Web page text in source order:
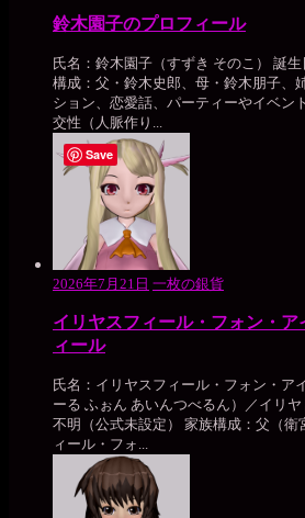
鈴木園子のプロフィール
氏名：鈴木園子（すずき そのこ） 誕
構成：父・鈴木史郎、母・鈴木朋子、
ション、恋愛話、パーティーやイベン
交性（人脈作り...
2026年7月21日 一枚の銀貨
イリヤスフィール・フォン・
ィール
氏名：イリヤスフィール・フォン・ア
ーる ふぉん あいんつべるん）／イリヤ
不明（公式未設定） 家族構成：父（衛
ィール・フォ...
Save